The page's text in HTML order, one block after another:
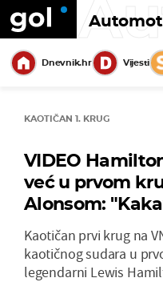
Dnevnik.hr Vijesti
KAOTIČAN 1. KRUG
VIDEO
već u prvom
Alonsom:
Kaotičan prvi krug na
kaotičnog sudara u
legendarni Lewis